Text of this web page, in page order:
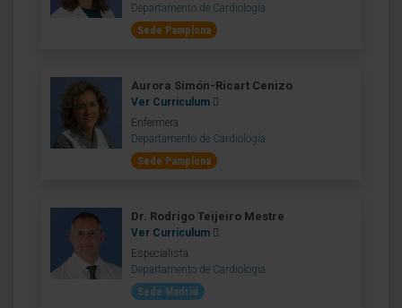
Departamento de Cardiología
Sede Pamplona
Aurora Simón-Ricart Cenizo
Ver Curriculum
Enfermera
Departamento de Cardiología
Sede Pamplona
Dr. Rodrigo Teijeiro Mestre
Ver Curriculum
Especialista
Departamento de Cardiología
Sede Madrid